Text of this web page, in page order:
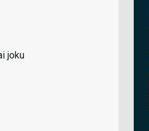
joku